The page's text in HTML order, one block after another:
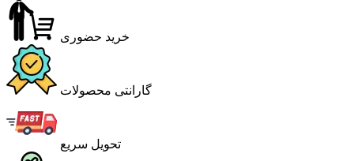
خرید حضوری
گارانتی محصولات
تحویل سریع